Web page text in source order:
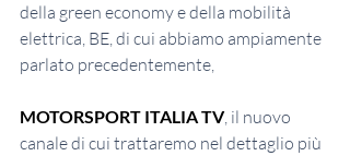
della green economy e della mobilità
elettrica, BE, di cui abbiamo ampiamente
parlato precedentemente,
MOTORSPORT ITALIA TV, il nuovo
canale di cui trattaremo nel dettaglio più